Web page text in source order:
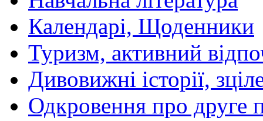
Календарі, Щоденники
Туризм, активний
Дивовижні історії,
Одкровення про друге